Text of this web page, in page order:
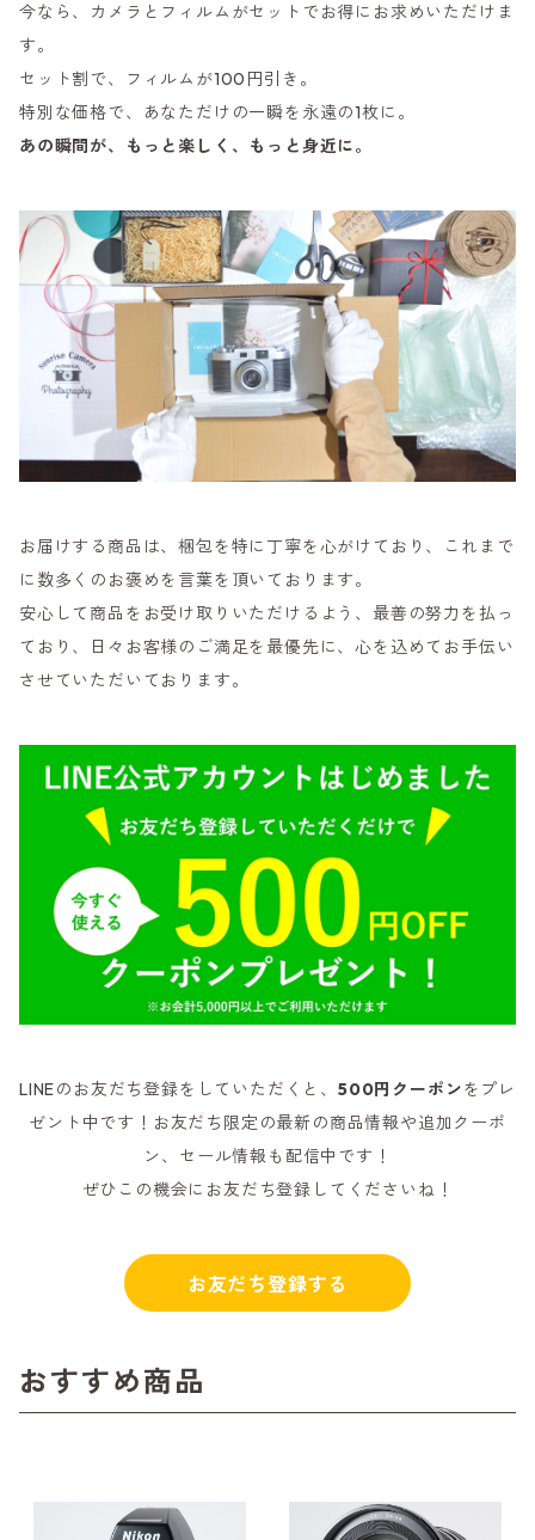
今なら、カメラとフィルムがセットでお得にお求めいただけま
す。
セット割で、フィルムが100円引き。
特別な価格で、あなただけの一瞬を永遠の1枚に。
あの瞬間が、もっと楽しく、もっと身近に。
お届けする商品は、梱包を特に丁寧を心がけており、これまで
に数多くのお褒めを言葉を頂いております。
安心して商品をお受け取りいただけるよう、最善の努力を払っ
ており、日々お客様のご満足を最優先に、心を込めてお手伝い
させていただいております。
LINEのお友だち登録をしていただくと、500円クーポンをプレ
ゼント中です！お友だち限定の最新の商品情報や追加クーポ
ン、セール情報も配信中です！
ぜひこの機会にお友だち登録してくださいね！
お友だち登録する
おすすめ商品